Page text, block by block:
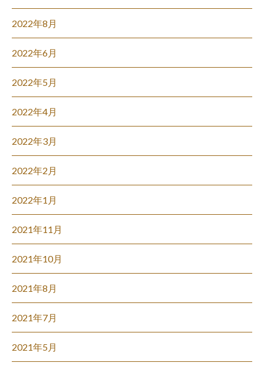
2022年8月
2022年6月
2022年5月
2022年4月
2022年3月
2022年2月
2022年1月
2021年11月
2021年10月
2021年8月
2021年7月
2021年5月